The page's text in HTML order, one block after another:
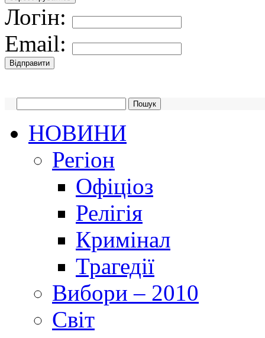
Логін:
Email:
НОВИНИ
Регіон
Офіціоз
Релігія
Кримінал
Трагедії
Вибори – 2010
Світ